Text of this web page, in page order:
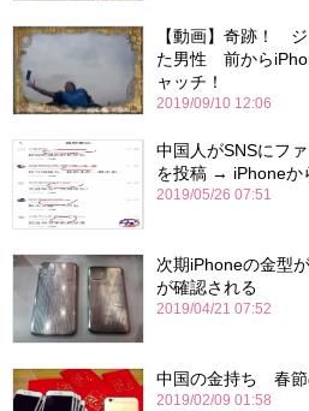
【動画】奇跡！
た男性 前から
ャッチ！
2019/09/10 12:06
中国人がSNSにフ
を投稿 → iPhoneか
2019/05/26 07:51
次期iPhoneの金型
が確認される
2019/04/21 07:52
中国の金持ち 春節
2019/02/09 01:58